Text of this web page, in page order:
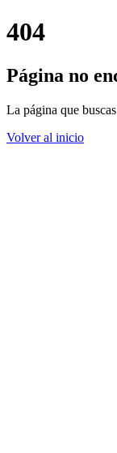
404
Página no
La página que
Volver al inicio